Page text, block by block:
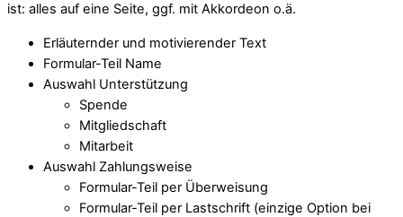
ist: alles auf eine Seite, ggf. mit Akkordeon o.ä.
Erläuternder und motivierender Text
Formular-Teil Name
Auswahl Unterstützung
Spende
Mitgliedschaft
Mitarbeit
Auswahl Zahlungsweise
Formular-Teil per Überweisung
Formular-Teil per Lastschrift (einzige Option bei